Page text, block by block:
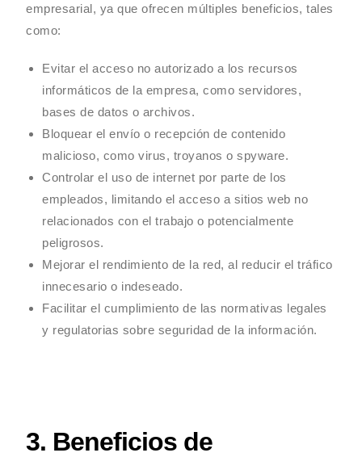
empresarial, ya que ofrecen múltiples beneficios, tales
como:
Evitar el acceso no autorizado a los recursos
informáticos de la empresa, como servidores,
bases de datos o archivos.
Bloquear el envío o recepción de contenido
malicioso, como virus, troyanos o spyware.
Controlar el uso de internet por parte de los
empleados, limitando el acceso a sitios web no
relacionados con el trabajo o potencialmente
peligrosos.
Mejorar el rendimiento de la red, al reducir el tráfico
innecesario o indeseado.
Facilitar el cumplimiento de las normativas legales
y regulatorias sobre seguridad de la información.
3. Beneficios de